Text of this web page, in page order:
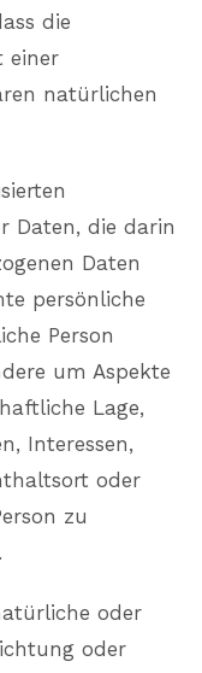
die
einer
natürlichen
Daten, die darin
Daten
persönliche
Person
um Aspekte
Lage,
Interessen,
oder
zu
oder
oder